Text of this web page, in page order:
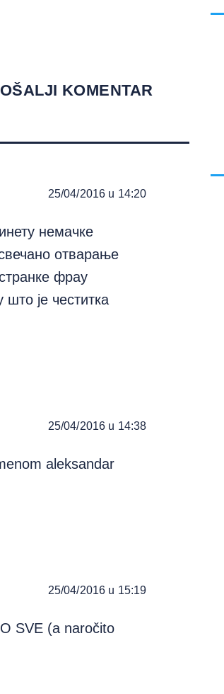
KOMENTAR
25/04/2016 u 14:20
немачке
отварање
фрау
је честитка
25/04/2016 u 14:38
aleksandar
25/04/2016 u 15:19
SVE (a naročito